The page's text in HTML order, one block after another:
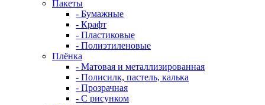
Пакеты
- Бумажные
- Крафт
- Пластиковые
- Полиэтиленовые
Плёнка
- Матовая и металлизированная
- Полисилк, пастель, калька
- Прозрачная
- С рисунком